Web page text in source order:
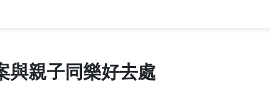
與親子同樂好去處